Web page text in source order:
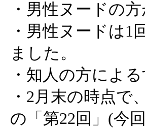
・男性ヌードの
・男性ヌードは
ました。
・知人の方による
・2月末の時点で
の「第22回」(今